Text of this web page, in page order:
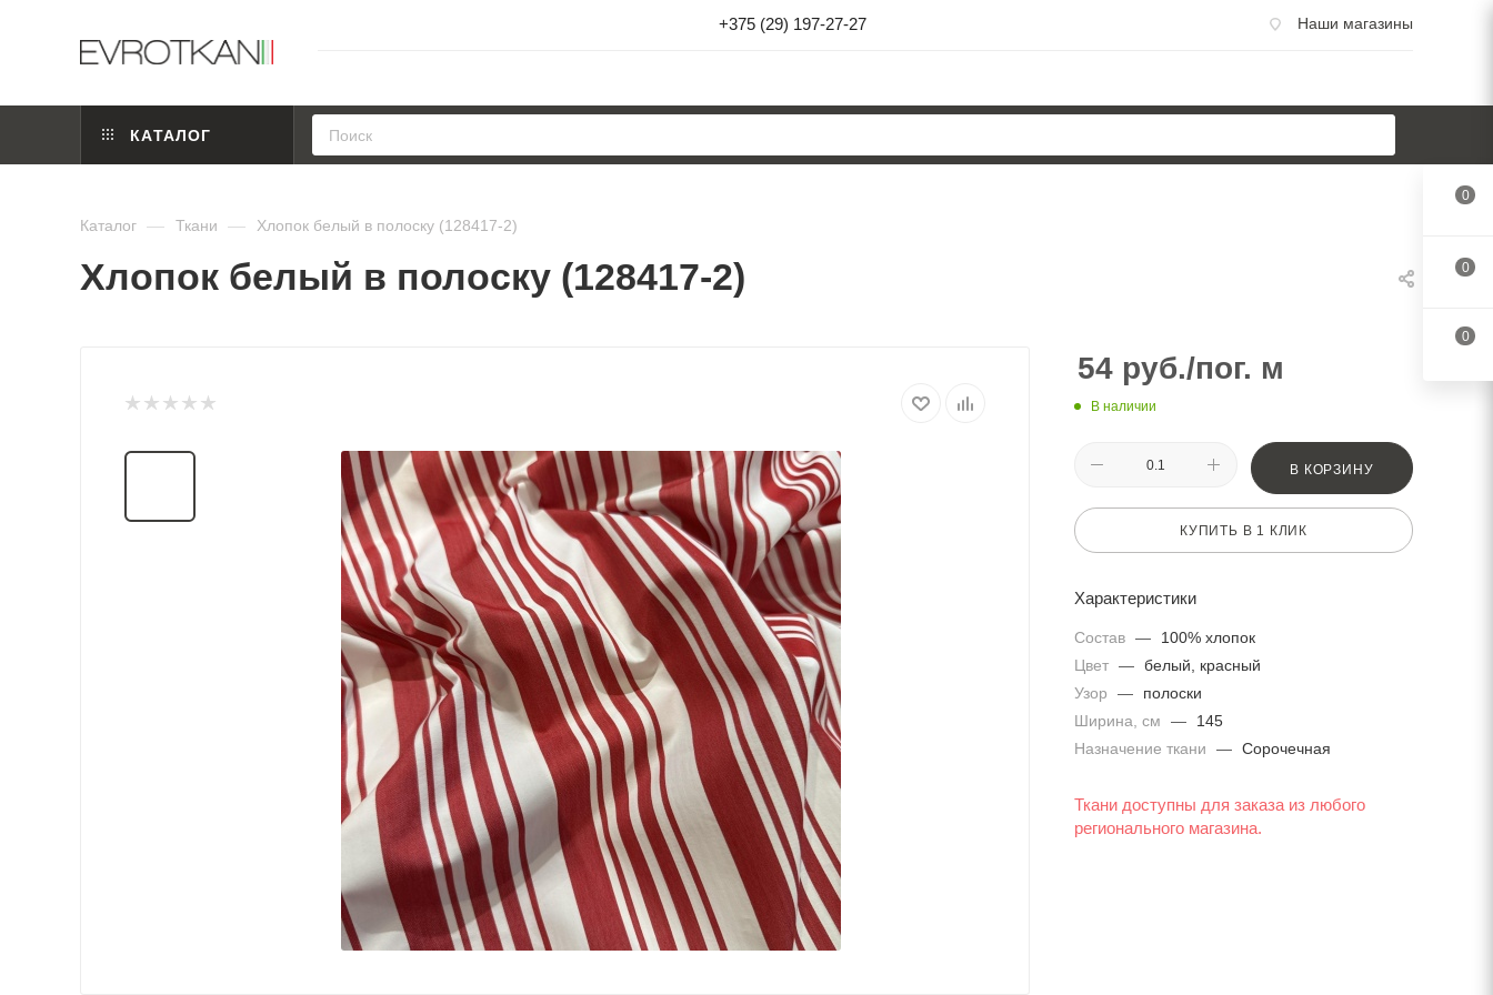
+375 (29) 197-27-27 Наши магазины
КАТАЛОГ
Каталог — Ткани — Хлопок белый в полоску (128417-2)
Хлопок белый в полоску (128417-2)
54 руб./пог. м
В наличии
В КОРЗИНУ
КУПИТЬ В 1 КЛИК
Характеристики
Состав —
100% хлопок
Цвет — белый, красный
Узор
—
полоски
Ширина, см
—
145
Назначение ткани
— Сорочечная
Ткани доступны для заказа из любого
регионального магазина.
0
0
0